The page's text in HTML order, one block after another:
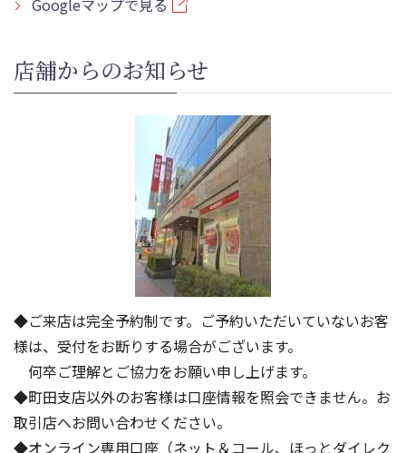
Googleマップで見る
店舗からのお知らせ
◆ご来店は完全予約制です。ご予約いただいていないお客
様は、受付をお断りする場合がございます。
何卒ご理解とご協力をお願い申し上げます。
◆町田支店以外のお客様は口座情報を照会できません。お
取引店へお問い合わせください。
◆オンライン専用口座（ネット＆コール、ほっとダイレク